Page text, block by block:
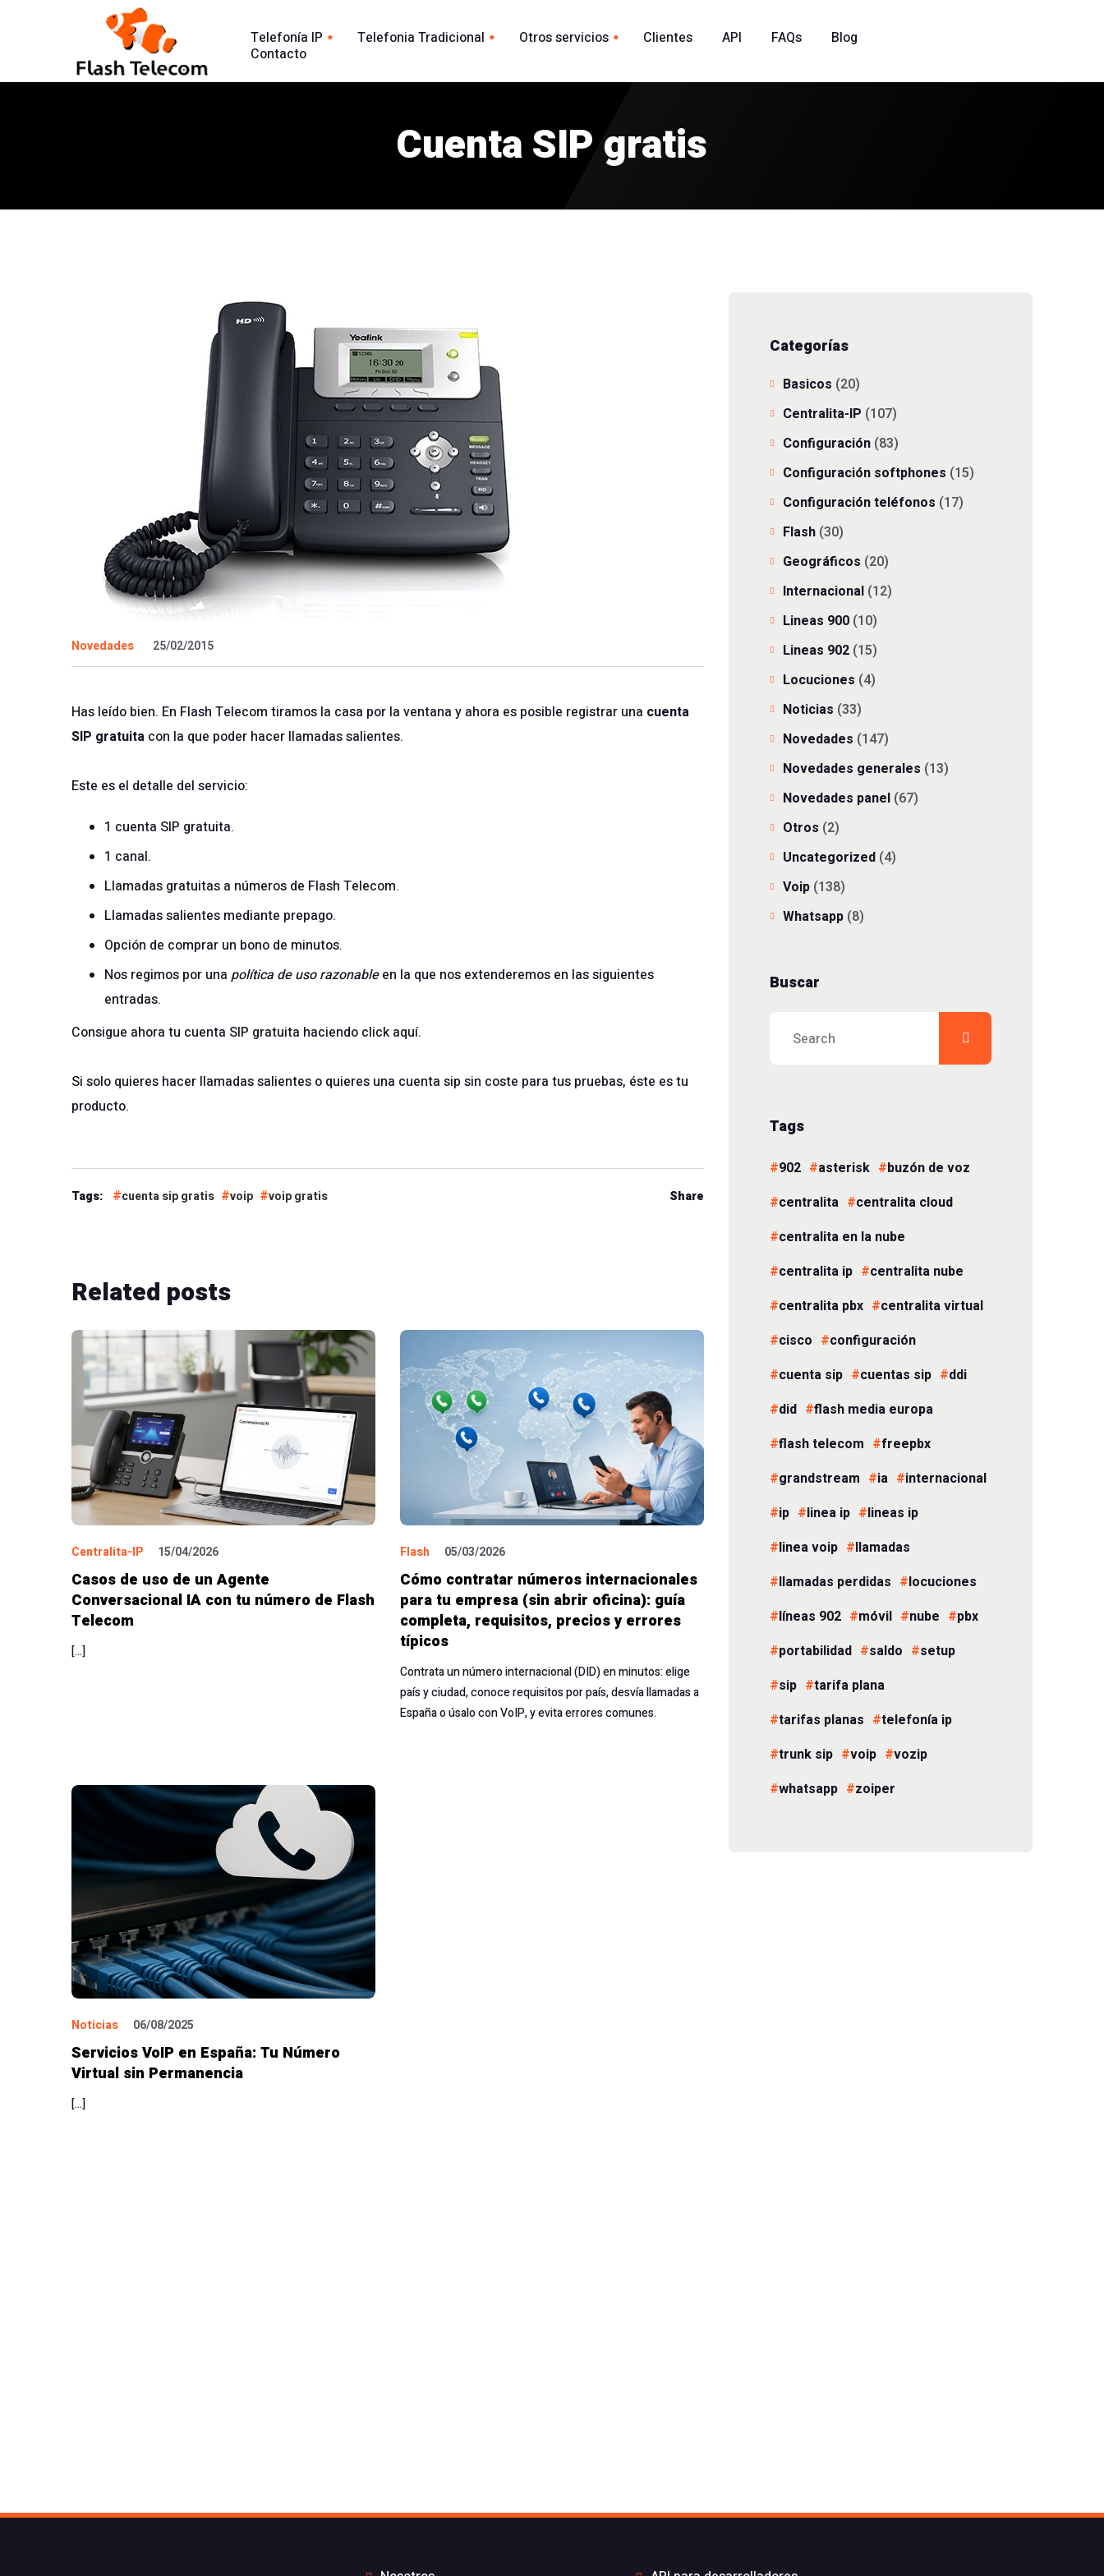
Telefonía IP Telefonia Tradicional
Línea 900
Otros servicios
Envio Whatsapp por API
Clientes API FAQs
Blog
Contacto
Cuenta SIP gratis
Novedades 25/02/2015
Has leído bien. En Flash Telecom tiramos la casa por la ventana y ahora es posible registrar una cuenta
SIP gratuita con la que poder hacer llamadas salientes.
Este es el detalle del servicio:
1 cuenta SIP gratuita.
1 canal.
Llamadas gratuitas a números de Flash Telecom.
Llamadas salientes mediante prepago.
Opción de comprar un bono de minutos.
Nos regimos por una política de uso razonableen la que nos extenderemos en las siguientes
entradas.
Consigue ahora tu cuenta SIP gratuita haciendo click aquí.
Si solo quieres hacer llamadas salientes o quieres una cuenta sip sin coste para tus pruebas, éste es tu
producto.
Tags: cuenta sip gratis voip voip gratis Share
Related posts
Centralita-IP 15/04/2026
Casos de uso de un Agente
Conversacional IA con tu número de Flash
Telecom
[…]
Flash 05/03/2026
Cómo contratar números internacionales
para tu empresa (sin abrir oficina): guía
completa, requisitos, precios y errores
típicos
Contrata un número internacional (DID) en minutos: elige
país y ciudad, conoce requisitos por país, desvía llamadas a
España o úsalo con VoIP, y evita errores comunes.
Noticias 06/08/2025
Servicios VoIP en España: Tu Número
Virtual sin Permanencia
[…]
Categorías
Basicos (20)
Centralita-IP (107)
Configuración (83)
Configuración softphones (15)
Configuración teléfonos (17)
Flash (30)
Geográficos (20)
Internacional (12)
Lineas 900 (10)
Lineas 902 (15)
Locuciones (4)
Noticias (33)
Novedades (147)
Novedades generales (13)
Novedades panel (67)
Otros (2)
Uncategorized (4)
Voip (138)
Whatsapp (8)
Buscar
Tags
902 asterisk
buzón de voz
centralita
centralita cloud
centralita en la nube
centralita ip
centralita nube
centralita pbx
centralita virtual
cisco
configuración
cuenta sip
cuentas sip
ddi
did
flash media europa
flash telecom
freepbx
grandstream
ia
internacional
ip
linea ip
lineas ip
linea voip
llamadas
llamadas perdidas
locuciones
líneas 902
móvil nube
pbx
portabilidad
saldo
setup
sip
tarifa plana
tarifas planas
telefonía ip
trunk sip
voip
vozip
whatsapp
zoiper